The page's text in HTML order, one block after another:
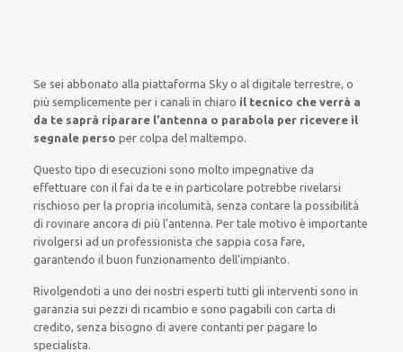
Se sei abbonato alla piattaforma Sky o al digitale terrestre, o
più semplicemente per i canaliin chiaro il tecnico che verrà a
da te saprà riparare l’antenna o parabola per ricevere il
segnale perso per colpa del maltempo.
Questo tipo diesecuzioni sono molto impegnative da
effettuare con il fai da teein particolare potrebberivelarsi
rischioso per la propriaincolumità, senza contare la possibilità
dirovinare ancora di più l’antenna. Per tale motivo è importante
rivolgersi ad unprofessionista che sappiacosa fare,
garantendo il buon funzionamento dell’impianto.
Rivolgendoti a uno dei nostriesperti tutti gli interventi sono in
garanzia sui pezzi di ricambio e sono pagabili con carta di
credito, senza bisogno di avere contanti per pagare lo
specialista.